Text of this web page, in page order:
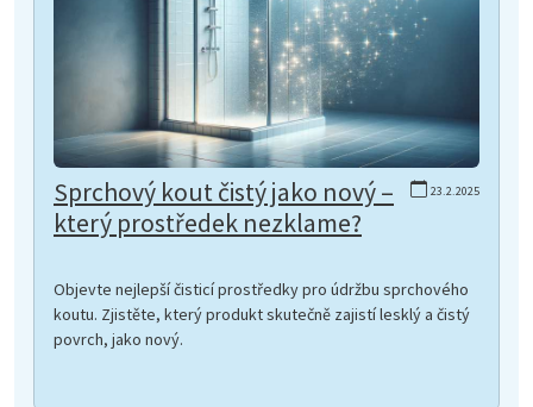
23.2.2025
Sprchový kout čistý jako nový –
který prostředek nezklame?
Objevte nejlepší čisticí prostředky pro údržbu sprchového
koutu. Zjistěte, který produkt skutečně zajistí lesklý a čistý
povrch, jako nový.